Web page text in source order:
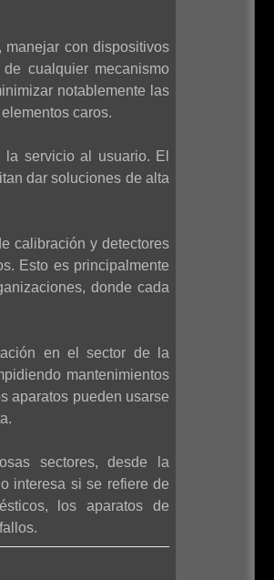
con dispositivos
cualquier mecanismo
notablemente las
caros.
servicio al usuario. El
dar soluciones de alta
calibración y detectores
Esto es principalmente
donde cada
en el sector de la
mantenimientos
aparatos pueden usarse
sectores, desde la
interesa si se refiere de
los aparatos de